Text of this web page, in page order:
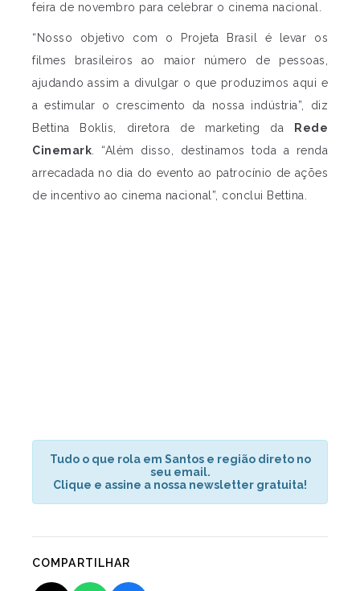
feira de novembro para celebrar o cinema nacional.
“Nosso objetivo com o Projeta Brasil é levar os
filmes brasileiros ao maior número de pessoas,
ajudando assim a divulgar o que produzimos aqui e
a estimular o crescimento da nossa indústria”, diz
Bettina Boklis, diretora de marketing da
Rede
Cinemark. “Além disso, destinamos toda a renda
arrecadada no dia do evento ao patrocínio de ações
de incentivo ao cinema nacional”, conclui Bettina.
Tudo o que rola em Santos e região direto no
seu email.
Clique e assine a nossa newsletter gratuita!
COMPARTILHAR